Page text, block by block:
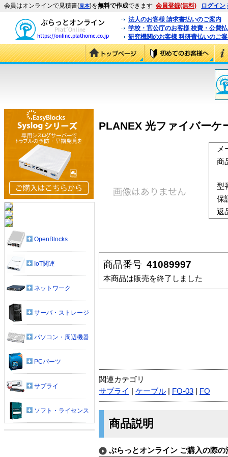
会員はオンラインで見積書(見本)を無料で作成できます 会員登録(無料) ログイン
法人のお客様 請求書払いのご案内
学校・官公庁のお客様 校費・公費
研究機関のお客様 科研費払いのご
PLANEX 光ファイバーケ
メ
商
型
保
返
商品番号 41089997
本商品は販売を終了しました
関連カテゴリ
サプライ
ケーブル FO-03 FO
商品説明
ぷらっとオンライン ご購入の際の
OpenBlocks
IoT関連
ネットワーク
サーバ・ストレージ
パソコン・周辺機器
PCパーツ
サプライ
ソフト・ライセンス